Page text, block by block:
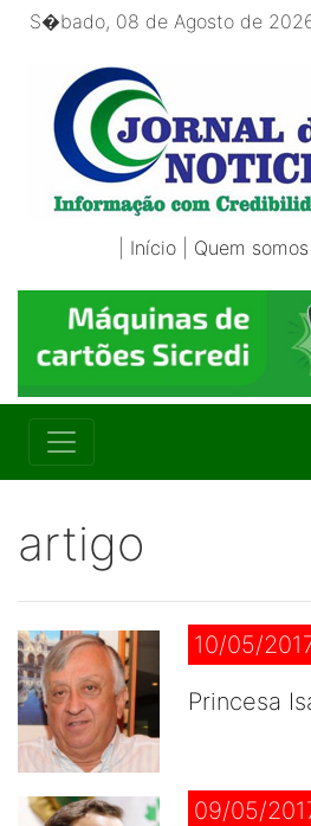
S�bado, 08 de Agosto de
Início Quem somos
artigo
10/05/
Princesa
09/05/